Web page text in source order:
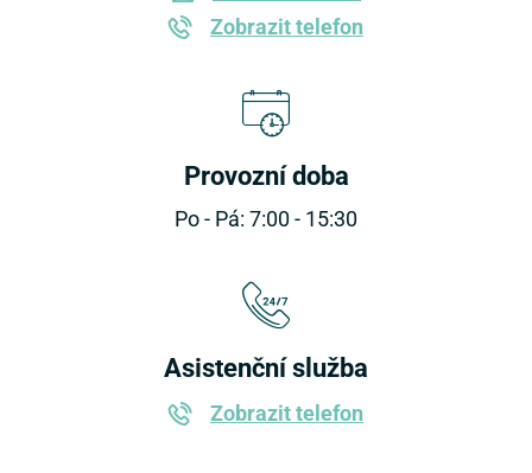
Zobrazit telefon
Provozní doba
Po - Pá: 7:00 - 15:30
Asistenční služba
Zobrazit telefon